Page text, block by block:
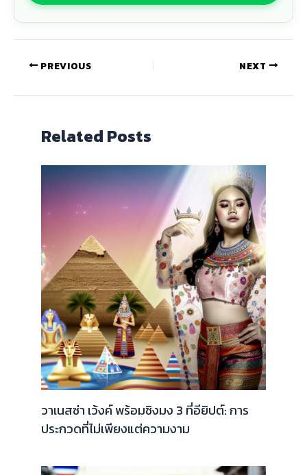
PREVIOUS NEXT
Related Posts
วาเนสซ่า เว้งค์ พร้อมชิงมง 3 ที่อียิปต์: การ
ประกวดที่ไม่เพียงแต่ความงาม